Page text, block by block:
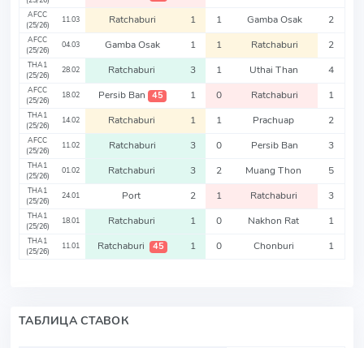
AFCC
(25/26)
11.03 Ratchaburi 1 1 Gamba Osak 2
AFCC
(25/26)
04.03 Gamba Osak 1 1 Ratchaburi 2
THA1
(25/26)
28.02 Ratchaburi 3 1 Uthai Than 4
AFCC
(25/26)
18.02 Persib Ban 45 1 0 Ratchaburi 1
THA1
(25/26)
14.02 Ratchaburi 1 1 Prachuap 2
AFCC
(25/26)
11.02 Ratchaburi 3 0 Persib Ban 3
THA1
(25/26)
01.02 Ratchaburi 3 2 Muang Thon 5
THA1
(25/26)
24.01 Port 2 1 Ratchaburi 3
THA1
(25/26)
18.01 Ratchaburi 1 0 Nakhon Rat 1
THA1
(25/26)
11.01 Ratchaburi 45 1 0 Chonburi 1
ТАБЛИЦА СТАВОК